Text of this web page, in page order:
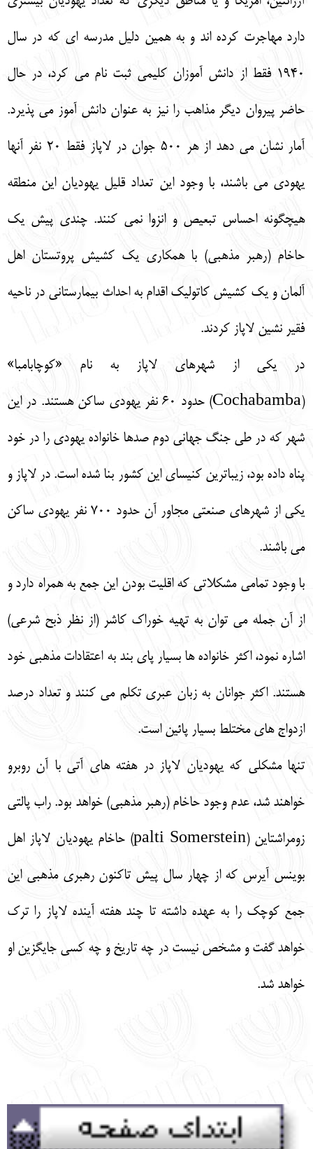
دارد مهاجرت كرده اند و به همين دليل مدرسه اي كه در سال
1940 فقط از دانش آموزان كليمي ثبت نام مي كرد، در حال
حاضر پيروان ديگر مذاهب را نيز به عنوان دانش آموز مي پذيرد.
آمار نشان مي دهد از هر 500 جوان در لاپاز فقط 20 نفر آنها
يهودي مي باشند، با وجود اين تعداد قليل يهوديان اين منطقه
هيچگونه احساس تبعيص و انزوا نمي كنند. چندي پيش يك
حاخام (رهبر مذهبي) با همكاري يك كشيش پروتستان اهل
آلمان و يك كشيش كاتوليك اقدام به احداث بيمارستاني در ناحيه
فقير نشين لاپاز كردند.
در يكي از شهرهاي لاپاز به نام «كوچابامبا»
(Cochabamba) حدود 60 نفر يهودي ساكن هستند. در اين
شهر كه در طي جنگ جهاني دوم صدها خانواده يهودي را در خود
پناه داده بود، زيباترين كنيساي اين كشور بنا شده است. در لاپاز و
يكي از شهرهاي صنعتي مجاور آن حدود 700 نفر يهودي ساكن
مي باشند.
با وجود تمامي مشكلاتي كه اقليت بودن اين جمع به همراه دارد و
از آن جمله مي توان به تهيه خوراك كاشر (از نظر ذبح شرعي)
اشاره نمود، اكثر خانواده ها بسيار پاي بند به اعتقادات مذهبي خود
هستند. اكثر جوانان به زبان عبري تكلم مي كنند و تعداد درصد
ازدواج هاي مختلط بسيار پائين است.
تنها مشكلي كه يهوديان لاپاز در هفته هاي آتي با آن روبرو
خواهند شد، عدم وجود حاخام (رهبر مذهبي) خواهد بود. راب پالتي
زومراشتاين (palti Somerstein) حاخام يهوديان لاپاز اهل
بوينس آيرس كه از چهار سال پيش تاكنون رهبري مذهبي اين
جمع كوچك را به عهده داشته تا چند هفته آينده لاپاز را ترك
خواهد گفت و مشخص نيست در چه تاريخ و چه كسي جايگزين او
خواهد شد.